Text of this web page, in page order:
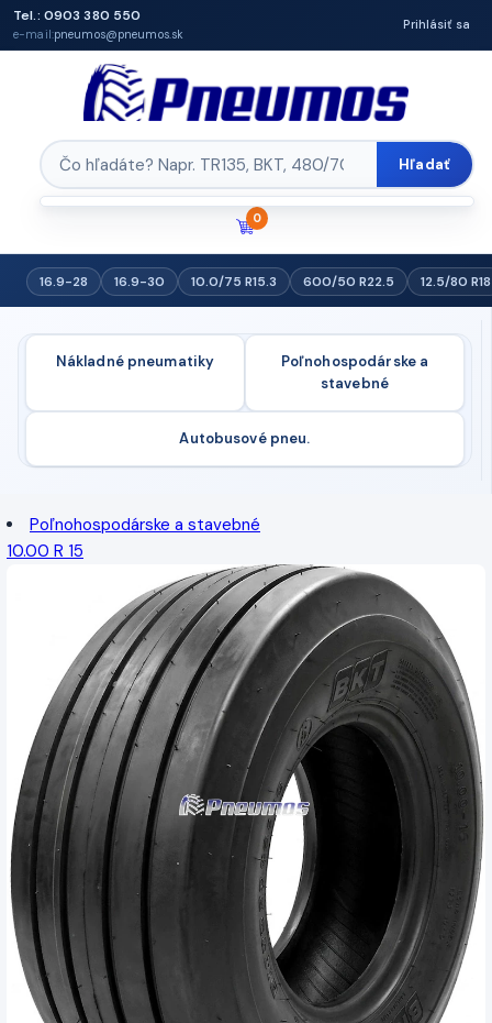
Tel.: 0903 380 550
e-mail:pneumos@pneumos.sk
Prihlásiť sa
Hľadať
0
16.9-28 16.9-30 10.0/75 R15.3 600/50 R22.5 12.5/80 R18
Nákladné pneumatiky
Poľnohospodárske a
stavebné
Autobusové pneu.
Poľnohospodárske a stavebné
10.00 R 15